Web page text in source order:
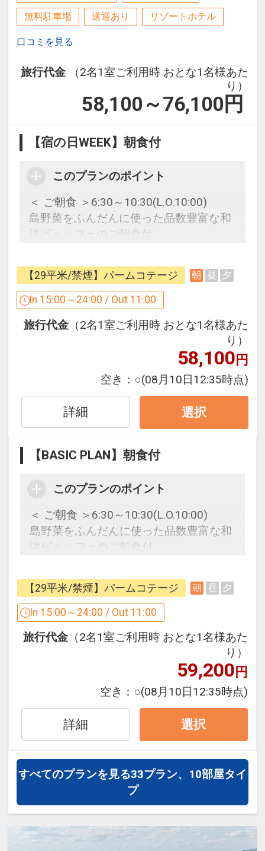
無料駐車場 送迎あり リゾートホテル
口コミを見る
旅行代金
（2名1室ご利用時 おとな1名様あた
り）
58,100～76,100 円
【宿の日WEEK】朝食付
このプランのポイント
＜ ご朝食 ＞6:30～10:30(L.O.10:00)
島野菜をふんだんに使った品数豊富な和
洋ビュッフェのご朝食付。
なし。
かちゅー湯は、身体の中から温まりま
す。
ッタリの一品です。
オクマこだわりの朝ごはんをぜひお召し
＜＜ 那覇からオクマまで シャトルバス
運行中！ ＞＞
毎日運行（1日1便・定員15名様）※代金
ご利用のお客様は、前日18時までに宿泊
連絡ください。
運行スケジュール詳細につきましては、
ホテル公式ホームページをご覧くださ
い。
・全室コーヒーマシン完備
・展望浴場シーサイド・サウナ(大浴場＆
サウナ)ご利用可（代金不要）
・ビーチチェア、パラソル、タオル貸出
・屋外プールご利用可（代金不要）※3
月オープン予定
・レンタサイクル2時間可（代金不要）
※ギアなし
貸出時間10：00～17：00（台数に限り
＜ お子様用アメニティ 代金不要で貸出
・ベビーガード
・ベビーバス
・お子様用の歯ブラシセット
【29平米/禁煙】パームコテージ 朝 昼 夕
In 15:00～24:00 / Out 11:00
旅行代金 （2名1室ご利用時 おとな1名様あた
り）
58,100円
空き： ○(08月10日12:35時点)
詳細 選択
【BASIC PLAN】朝食付
このプランのポイント
＜ ご朝食 ＞6:30～10:30(L.O.10:00)
島野菜をふんだんに使った品数豊富な和
洋ビュッフェのご朝食付。
なし。
かちゅー湯は、身体の中から温まりま
す。
ッタリの一品です。
オクマこだわりの朝ごはんをぜひお召し
＜＜ 那覇からオクマまで 無料シャトル
バス 運行中！ ＞＞
毎日運行（1日1便・定員15名様）
予約までお電話（0980-41-3111）でご
運行スケジュール詳細につきましては、
い。
【29平米/禁煙】パームコテージ 朝 昼 夕
In 15:00～24:00 / Out 11:00
旅行代金 （2名1室ご利用時 おとな1名様あた
り）
59,200円
空き： ○(08月10日12:35時点)
詳細 選択
すべてのプランを見る33プラン、10部屋タイ
プ